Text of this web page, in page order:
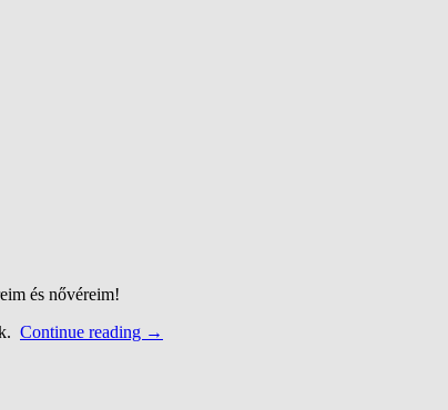
és nővéreim!
Continue reading →